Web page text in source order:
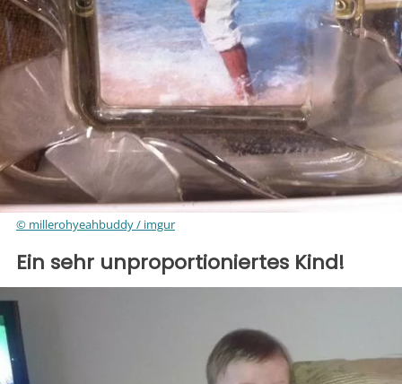
© millerohyeahbuddy / imgur
Ein sehr unproportioniertes Kind!